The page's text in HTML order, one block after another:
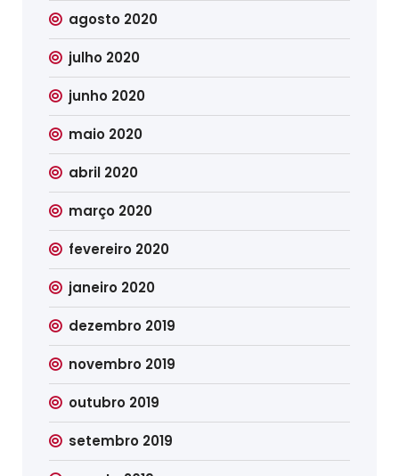
agosto 2020
julho 2020
junho 2020
maio 2020
abril 2020
março 2020
fevereiro 2020
janeiro 2020
dezembro 2019
novembro 2019
outubro 2019
setembro 2019